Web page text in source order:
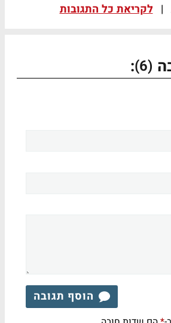
| לקריאת כל התגובות
(6)
:
הוסף תגובה